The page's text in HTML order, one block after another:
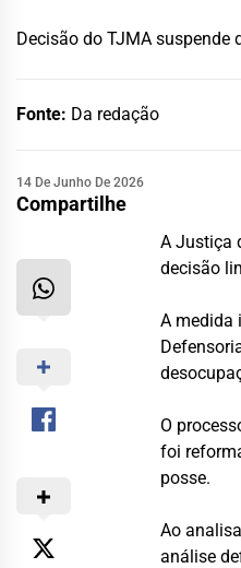
Decisão do TJMA
Fonte: Da redação
14 De Junho De 2026
Compartilhe
A Justiça
decisão
A medida
O
foi
posse.
Ao
análise